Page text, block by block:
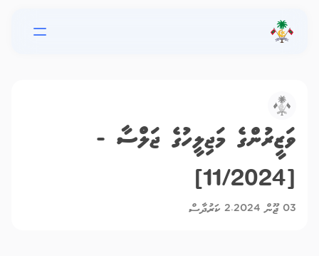
ވަޒީރުންގެ މަޖިލީހުގެ ޖަލްސާ -
11/2024
]
03 ޖޫން 2024 ●
2 ކަރުދާސް